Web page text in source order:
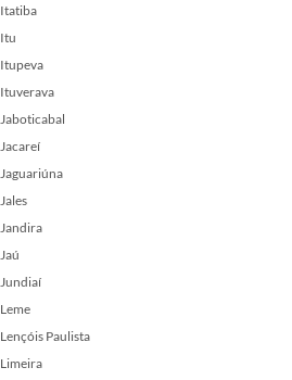
Itatiba
Itu
Itupeva
Ituverava
Jaboticabal
Jacareí
Jaguariúna
Jales
Jandira
Jaú
Jundiaí
Leme
Lençóis Paulista
Limeira